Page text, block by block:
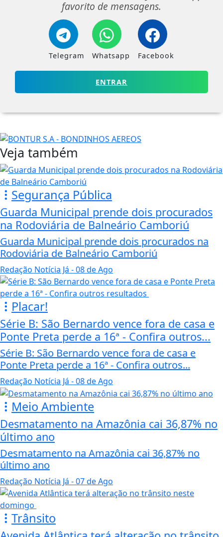
favorito de mensagens.
Telegram Whatsapp Facebook
ENTRAR
Veja também
Segurança Pública
Guarda Municipal prende dois procurados
na Rodoviária de Balneário Camboriú
Guarda Municipal prende dois procurados na
Rodoviária de Balneário Camboriú
Redação Notícia Já - 08 de Ago
Placar!
Série B: São Bernardo vence fora de casa e
Ponte Preta perde a 16ª - Confira outros...
Série B: São Bernardo vence fora de casa e
Ponte Preta perde a 16ª - Confira outros...
Redação Notícia Já - 08 de Ago
Meio Ambiente
Desmatamento na Amazônia cai 36,87% no
último ano
Desmatamento na Amazônia cai 36,87% no
último ano
Redação Notícia Já - 07 de Ago
Trânsito